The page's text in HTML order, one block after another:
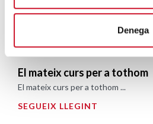
Denega
El mateix curs per a tothom
El mateix curs per a tothom ...
SEGUEIX LLEGINT